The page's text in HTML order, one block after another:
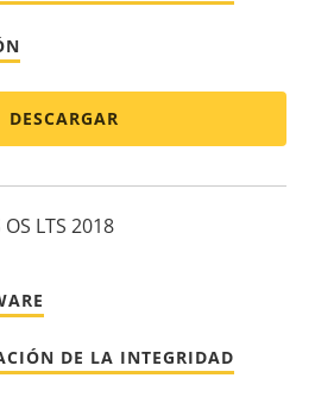
DESCARGAR
LTS 2018
DE LA INTEGRIDAD